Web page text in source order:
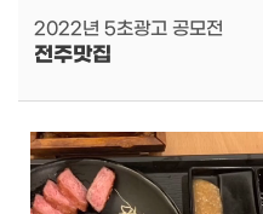
2022년 5초광고 공모전
전주맛집